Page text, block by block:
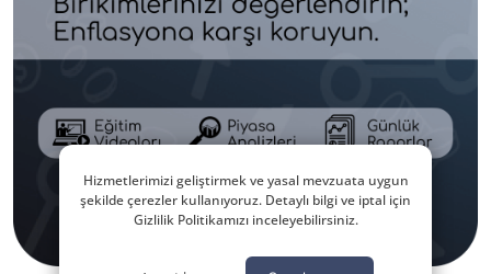
Hizmetlerimizi geliştirmek ve yasal mevzuata uygun
şekilde çerezler kullanıyoruz. Detaylı bilgi ve iptal için
Gizlilik Politikamızı inceleyebilirsiniz.